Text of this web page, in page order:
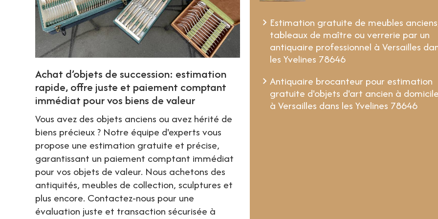
Achat d’objets de succession: estimation
rapide, offre juste et paiement comptant
immédiat pour vos biens de valeur
Vous avez des objets anciens ou avez hérité de
biens précieux ? Notre équipe d'experts vous
propose une estimation gratuite et précise,
garantissant un paiement comptant immédiat
pour vos objets de valeur. Nous achetons des
antiquités, meubles de collection, sculptures et
plus encore. Contactez-nous pour une
évaluation juste et transaction sécurisée à
Estimation gratuite de meubles
tableaux de maître ou verrerie par un
antiquaire professionnel à Versailles
les Yvelines 78646
Antiquaire brocanteur pour estimation
gratuite d'objets d'art ancien à domicile
à Versailles dans les Yvelines 78646